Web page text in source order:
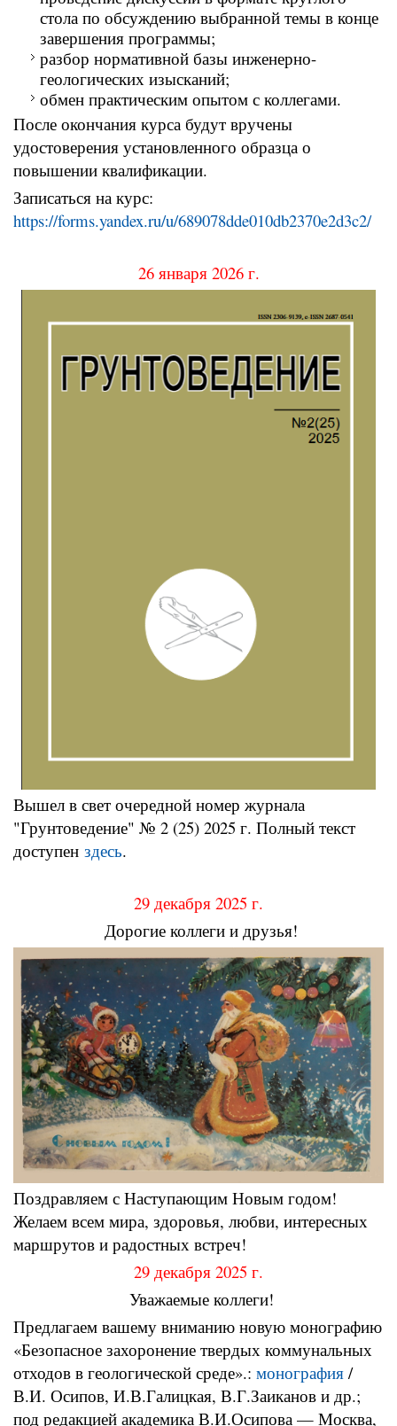
стола по обсуждению выбранной темы в конце
завершения программы;
разбор нормативной базы инженерно-
геологических изысканий;
обмен практическим опытом с коллегами.
После окончания курса будут вручены
удостоверения установленного образца о
повышении квалификации.
Записаться на курс:
https://forms.yandex.ru/u/689078dde010db2370e2d3c2/
26 января 2026 г.
Вышел в свет очередной номер журнала
"Грунтоведение" № 2 (25) 2025 г. Полный текст
доступен здесь.
29 декабря 2025 г.
Дорогие коллеги и друзья!
Поздравляем с Наступающим Новым годом!
Желаем всем мира, здоровья, любви, интересных
маршрутов и радостных встреч!
29 декабря 2025 г.
Уважаемые коллеги!
Предлагаем вашему вниманию новую монографию
«Безопасное захоронение твердых коммунальных
отходов в геологической среде».: монография /
В.И. Осипов, И.В.Галицкая, В.Г.Заиканов и др.;
под редакцией академика В.И.Осипова — Москва,